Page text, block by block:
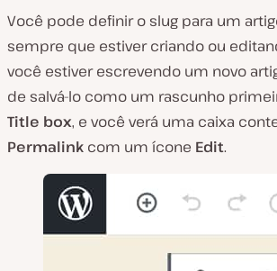
Você pode definir o slug para um
sempre que estiver criando ou
você estiver escrevendo um novo
de salvá-lo como um rascunho
Title box, e você verá uma caixa
Permalink com um ícone Edit.